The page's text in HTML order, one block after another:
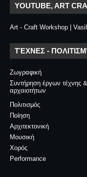
YOUTUBE, ART
Art - Craft Workshop |
ΤΈΧΝΕΣ -
Ζωγραφική
Συντήρηση έργων τέχνης &
αρχαιοτήτων
Πολιτισμός
Ποίηση
Αρχιτεκτονική
Μουσική
Χορός
Performance